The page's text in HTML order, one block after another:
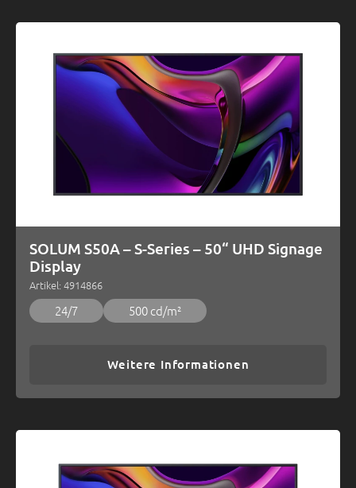
SOLUM S50A – S-Series – 50“ UHD Signage
Display
Artikel: 4914866
24/7 500 cd/m²
Weitere Informationen